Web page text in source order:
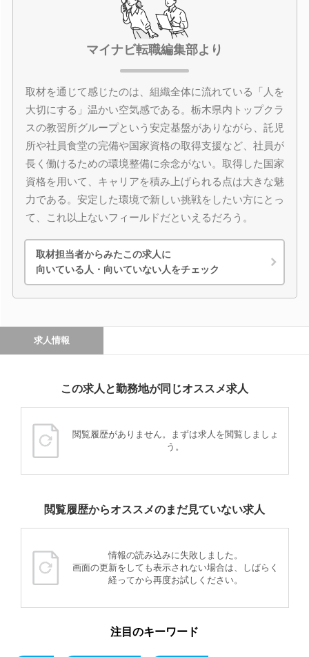
マイナビ転職編集部より
取材を通じて感じたのは、組織全体に流れている「人を
大切にする」温かい空気感である。栃木県内トップクラ
スの教習所グループという安定基盤がありながら、託児
所や社員食堂の完備や国家資格の取得支援など、社員が
長く働けるための環境整備に余念がない。取得した国家
資格を用いて、キャリアを積み上げられる点は大きな魅
力である。安定した環境で新しい挑戦をしたい方にとっ
て、これ以上ないフィールドだといえるだろう。
取材担当者からみたこの求人に
向いている人・向いていない人をチェック
求人情報
この求人と勤務地が同じオススメ求人
閲覧履歴がありません。まずは求人を閲覧しましょ
う。
閲覧履歴からオススメのまだ見ていない求人
情報の読み込みに失敗しました。
画面の更新をしても表示されない場合は、しばらく
経ってから再度お試しください。
注目のキーワード